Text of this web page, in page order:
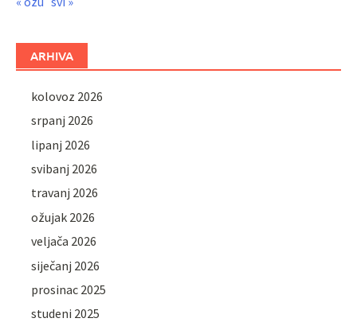
ARHIVA
kolovoz 2026
srpanj 2026
lipanj 2026
svibanj 2026
travanj 2026
ožujak 2026
veljača 2026
siječanj 2026
prosinac 2025
studeni 2025